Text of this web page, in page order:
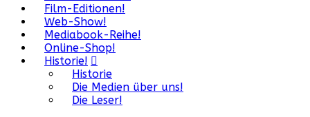
Film-Editionen!
Web-Show!
Mediabook-Reihe!
Online-Shop!
Historie!
Historie
Die Medien über uns!
Die Leser!